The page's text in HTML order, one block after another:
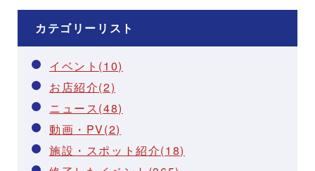
カテゴリーリスト
イベント(10)
お店紹介(2)
ニュース(48)
動画・PV(2)
施設・スポット紹介(18)